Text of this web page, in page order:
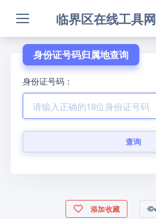
临界区在线工具网
身份证号码归属地查询
身份证号码：
查询
添加收藏